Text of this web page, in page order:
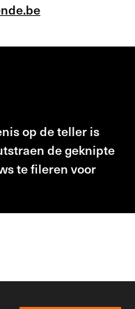
op de teller is
de geknipte
te fileren voor